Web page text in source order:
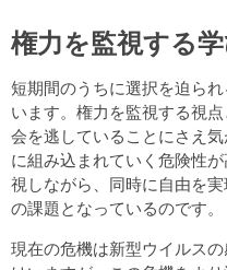
権力を監視する
短期間のうちに選択を迫ら
います。権力を監視する視
会を逃していることにさえ
に組み込まれていく危険性
視しながら、同時に自由を
の課題となっているのです。
現在の危機は新型ウイルス